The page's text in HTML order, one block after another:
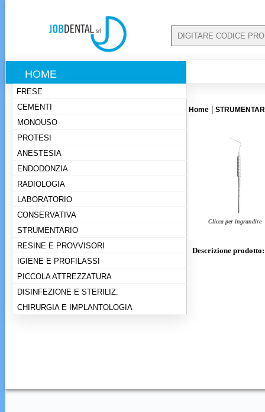
HOME
FRESE
CEMENTI
MONOUSO
PROTESI
ANESTESIA
ENDODONZIA
RADIOLOGIA
LABORATORIO
CONSERVATIVA
STRUMENTARIO
RESINE E PROVVISORI
IGIENE E PROFILASSI
PICCOLA ATTREZZATURA
DISINFEZIONE E STERILIZ.
CHIRURGIA E IMPLANTOLOGIA
Home
Clicca per ingrandire
Descrizione prodotto: